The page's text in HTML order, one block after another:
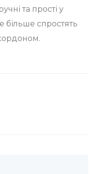
та прості у
більше спростять